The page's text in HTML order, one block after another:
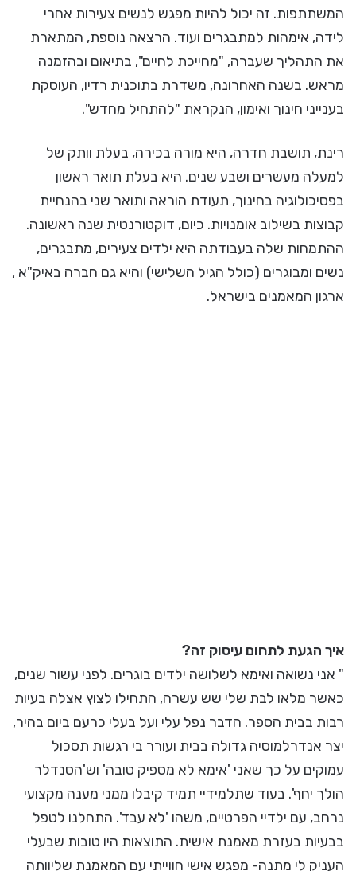
המשתתפות. זה יכול להיות מפגש לנשים צעירות אחרי
לידה, אימהות למתבגרים ועוד. הרצאה נוספת, המתארת
את התהליך שעברה, "מחייכת לחיים", בתיאום ובהזמנה
מראש. בשנה האחרונה, משדרת בתוכנית רדיו, העוסקת
בענייני חינוך ואימון, הנקראת "להתחיל מחדש".
רינת, תושבת חדרה, היא מורה בכירה, בעלת וותק של
למעלה מעשרים ושבע שנים. היא בעלת תואר ראשון
בפסיכולוגיה בחינוך, תעודת הוראה ותואר שני בהנחיית
קבוצות בשילוב אומנויות. כיום, דוקטורנטית שנה ראשונה.
ההתמחות שלה בעבודתה היא ילדים צעירים, מתבגרים,
נשים ומבוגרים (כולל הגיל השלישי) והיא גם חברה באיק"א ,
ארגון המאמנים בישראל.
איך הגעת לתחום עיסוק זה?
" אני נשואה ואימא לשלושה ילדים בוגרים. לפני עשור שנים,
כאשר מלאו לבת שלי שש עשרה, התחילו לצוץ אצלה בעיות
רבות בבית הספר. הדבר נפל עלי ועל בעלי כרעם ביום בהיר,
יצר אנדרלמוסיה גדולה בבית ועורר בי רגשות תסכול
עמוקים על כך שאני 'אימא לא מספיק טובה' וש'הסנדלר
הולך יחף'. בעוד שתלמידיי תמיד קיבלו ממני מענה מקצועי
נרחב, עם ילדיי הפרטיים, משהו 'לא עבד'. התחלנו לטפל
בבעיות בעזרת מאמנת אישית. התוצאות היו טובות שבעלי
העניק לי מתנה- מפגש אישי חווייתי עם המאמנת שליוותה